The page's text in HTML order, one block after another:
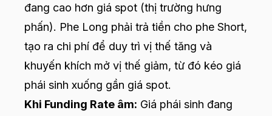
đang cao hơn giá spot (thị trường hưng
phấn). Phe Long phải trả tiền cho phe Short,
tạo ra chi phí để duy trì vị thế tăng và
khuyến khích mở vị thế giảm, từ đó kéo giá
phái sinh xuống gần giá spot.
Khi Funding Rate âm: Giá phái sinh đang